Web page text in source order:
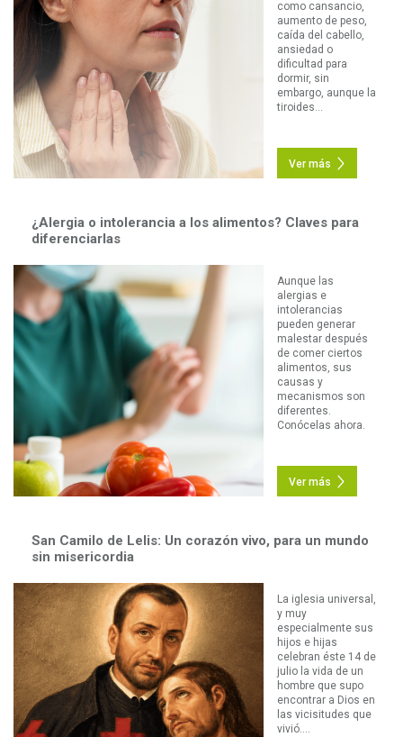
como cansancio,
aumento de peso,
caída del cabello,
ansiedad o
dificultad para
dormir, sin
embargo, aunque la
tiroides...
Ver más
¿Alergia o intolerancia a los alimentos? Claves para
diferenciarlas
Aunque las
alergias e
intolerancias
pueden generar
malestar después
de comer ciertos
alimentos, sus
causas y
mecanismos son
diferentes.
Conócelas ahora.
Ver más
San Camilo de Lelis: Un corazón vivo, para un mundo
sin misericordia
La iglesia universal,
y muy
especialmente sus
hijos e hijas
celebran éste 14 de
julio la vida de un
hombre que supo
encontrar a Dios en
las vicisitudes que
vivió....